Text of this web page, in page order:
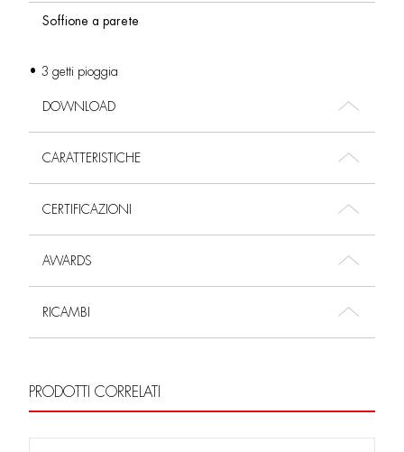
Soffione a parete
• 3 getti pioggia
DOWNLOAD
CARATTERISTICHE
CERTIFICAZIONI
AWARDS
RICAMBI
PRODOTTI CORRELATI